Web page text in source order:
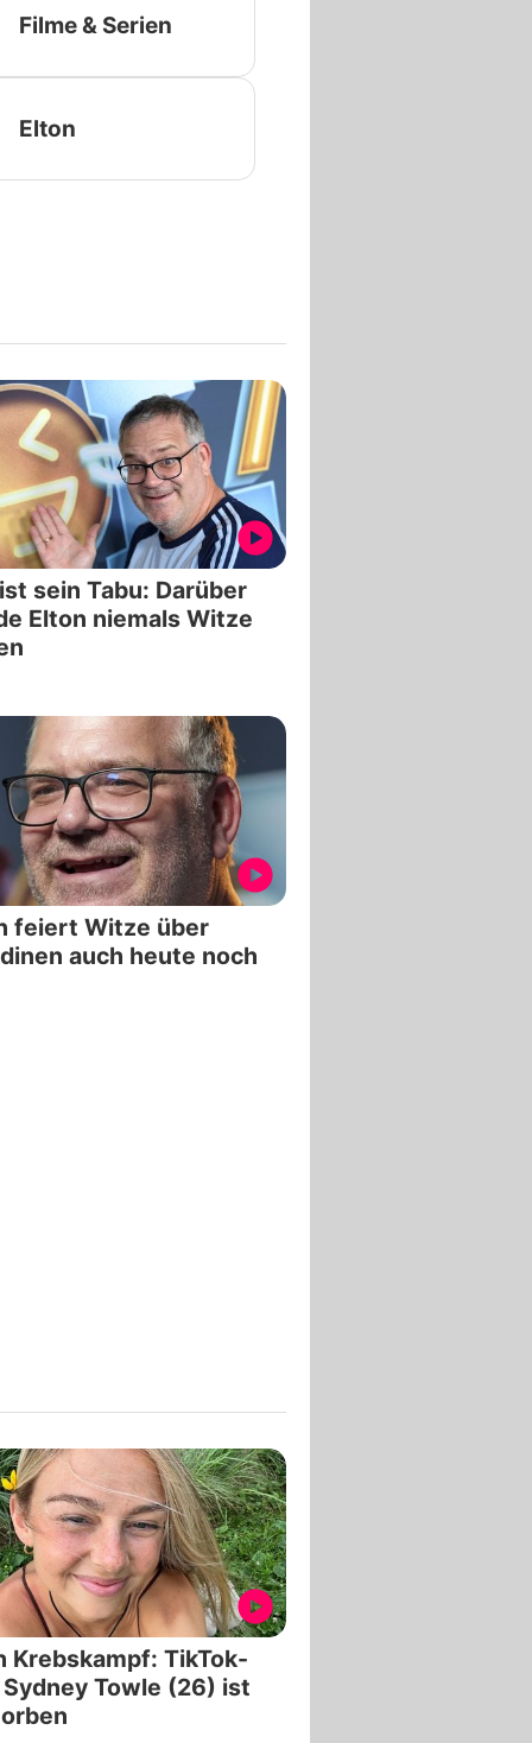
Filme & Serien
Elton
sein Tabu: Darüber
Elton niemals Witze
feiert Witze über
auch heute noch
Krebskampf: TikTok-
Towle (26) ist